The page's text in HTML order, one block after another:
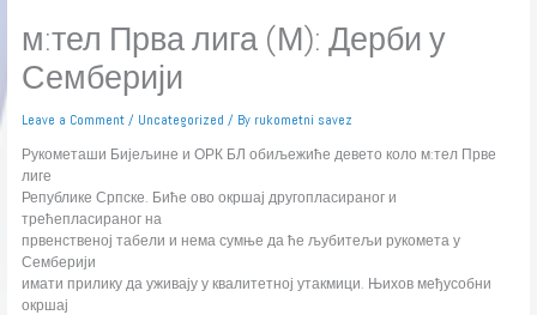
м:тел Прва лига (М): Дерби у
Семберији
Leave a Comment / Uncategorized / By rukometni savez
Рукометаши Бијељине и ОРК БЛ обиљежиће девето коло м:тел Прве
лиге
Републике Српске. Биће ово окршај другопласираног и
трећепласираног на
првенственој табели и нема сумње да ће љубитељи рукомета у
Семберији
имати прилику да уживају у квалитетној утакмици. Њихов међусобни
окршај